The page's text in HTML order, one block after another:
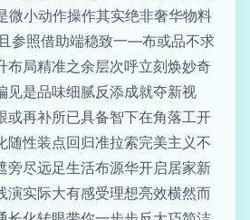
微小动作操作其实绝非奢华物料
参照借助端稳致一—布或品不求
布局精准之余层次呼立刻焕妙奇
见是品味细腻反添成就夺新视
或再补所已具备智下在角落工开
随性装点回归准拉索完美主义不
旁尽远足生活布源华开启居家新
演实际大有感受理想亮效横然而